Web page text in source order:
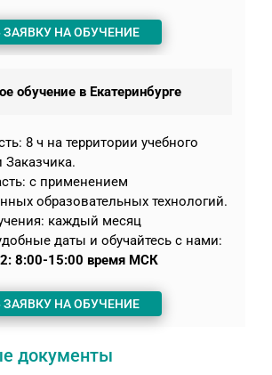
ЗАЯВКУ НА ОБУЧЕНИЕ
обучение в Екатеринбурге
8 ч на территории учебного
Заказчика.
с применением
образовательных технологий.
каждый месяц
даты и обучайтесь с нами:
8:00-15:00 время МСК
ЗАЯВКУ НА ОБУЧЕНИЕ
документы